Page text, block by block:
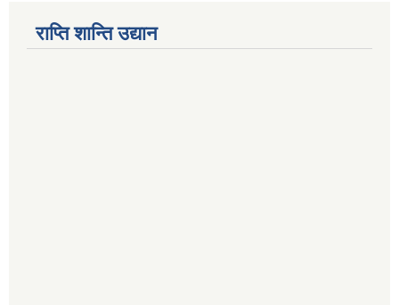
राप्ति शान्ति उद्यान